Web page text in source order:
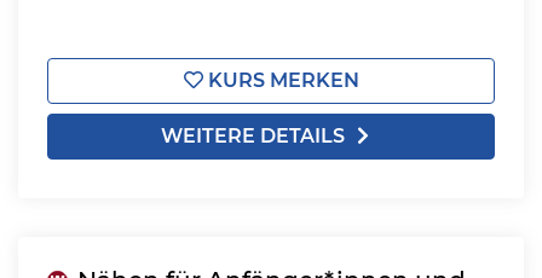
KURS MERKEN
WEITERE DETAILS